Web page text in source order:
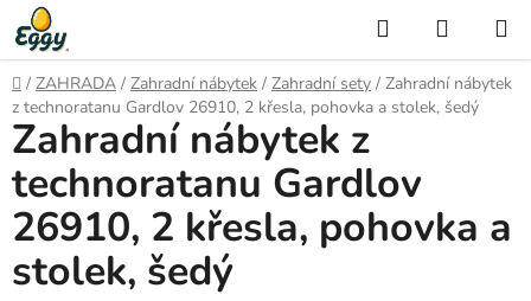
Přejít
na
obsah
Hledat
KOŠÍK
Domů
/ ZAHRADA / Zahradní nábytek / Zahradní sety / Zahradní nábytek
z technoratanu Gardlov 26910, 2 křesla, pohovka a stolek, šedý
Zahradní nábytek z
technoratanu Gardlov
26910, 2 křesla, pohovka a
stolek, šedý